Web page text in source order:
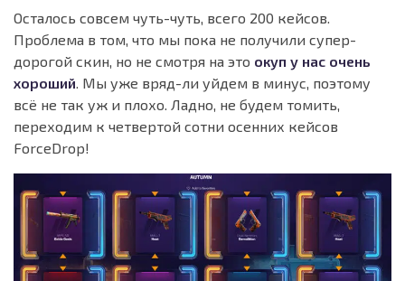
Осталось совсем чуть-чуть, всего 200 кейсов.
Проблема в том, что мы пока не получили супер-
дорогой скин, но не смотря на это окуп у нас очень
хороший. Мы уже вряд-ли уйдем в минус, поэтому
всё не так уж и плохо. Ладно, не будем томить,
переходим к четвертой сотни осенних кейсов
ForceDrop!